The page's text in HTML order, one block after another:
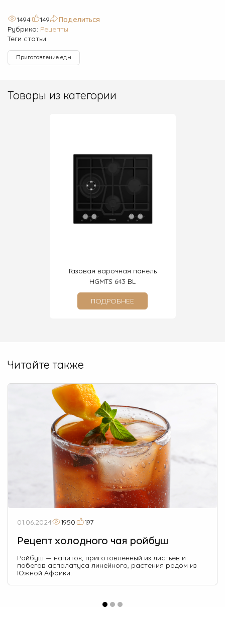
1494 149
Поделиться
Рубрика: Рецепты
Теги статьи:
Приготовление еды
Товары из категории
Газовая варочная панель
HGMTS 643 BL
ПОДРОБНЕЕ
Читайте также
01.06.2024 1950 197
Рецепт холодного чая ройбуш
Ройбуш — напиток, приготовленный из листьев и
побегов аспалатуса линейного, растения родом из
Южной Африки.